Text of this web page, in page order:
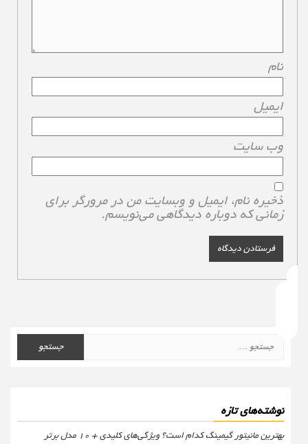
نام*
ایمیل*
وب‌ سایت
ذخیره نام، ایمیل و وبسایت من در مرورگر برای
زمانی که دوباره دیدگاهی می‌نویسم.
جستجو
برای:
نوشته‌های تازه
بهترین مانیتور گیمینگ کدام است؟ ویژگی‌های کلیدی + 10 مدل برتر